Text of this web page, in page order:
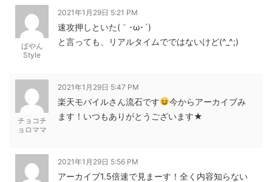
ぱやん
Style
2021年1月29日 5:21 PM
速攻押しといた(｀･ω･´)ゞ
と言っても、リアルタイムでではないけど(^_^;)
チョコチ
ョロママ
2021年1月29日 5:47 PM
楽天モバイルさん流石です
今からアーカイブみ
ます！いつもありがとうございます★
2021年1月29日 5:56 PM
アーカイブ1.5倍速で見まーす！全く内容知らない